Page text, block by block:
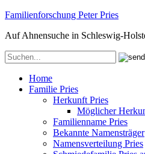
Familienforschung Peter Pries
Auf Ahnensuche in Schleswig-
Home
Familie Pries
Herkunft Pries
Möglicher
Familienname Pries
Bekannte Namensträger
Namensverteilung Pries